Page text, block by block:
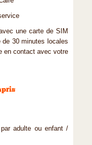
une carte de SIM
de 30 minutes locales
en contact avec votre
adulte ou enfant /